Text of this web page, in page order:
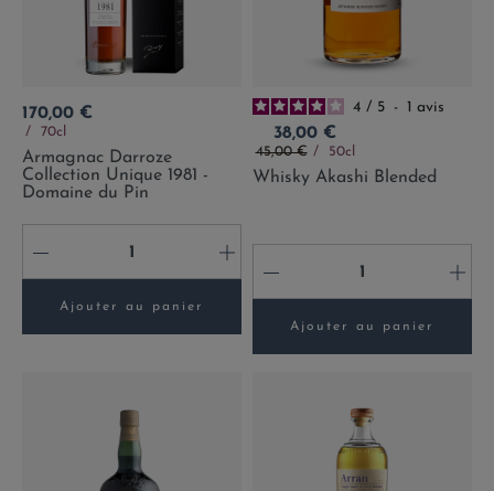
Prix
170,00 €
70cl
Armagnac Darroze
Collection Unique 1981 -
Domaine du Pin
- +
Ajouter au panier
4 / 5 - 1 avis
Prix
38,00 €
Prix de base
45,00 € 50cl
Whisky Akashi Blended
- +
Ajouter au panier